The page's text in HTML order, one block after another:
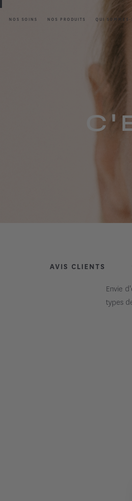
NOS SOINS NOS PRODUITS QUI SOMMES-
AVIS CLIENTS
Envie
types